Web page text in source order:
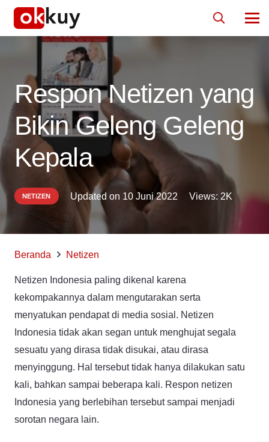
Respon Netizen yang
Bikin Geleng Geleng
Kepala
NETIZEN Updated on 10 Juni 2022 Views: 2K
Beranda Netizen
Netizen Indonesia paling dikenal karena
kekompakannya dalam mengutarakan serta
menyatukan pendapat di media sosial. Netizen
Indonesia tidak akan segan untuk menghujat segala
sesuatu yang dirasa tidak disukai, atau dirasa
menyinggung. Hal tersebut tidak hanya dilakukan satu
kali, bahkan sampai beberapa kali. Respon netizen
Indonesia yang berlebihan tersebut sampai menjadi
sorotan negara lain.